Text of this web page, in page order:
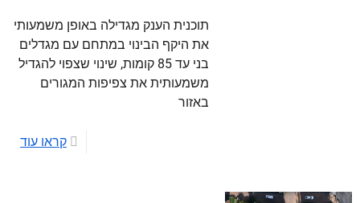
תוכנית הענק מגדילה באופן משמעותי
את היקף הבינוי במתחם עם מגדלים
בני עד 85 קומות, שינוי שצפוי להגדיל
משמעותית את צפיפות המגורים
באזור
קראו עוד